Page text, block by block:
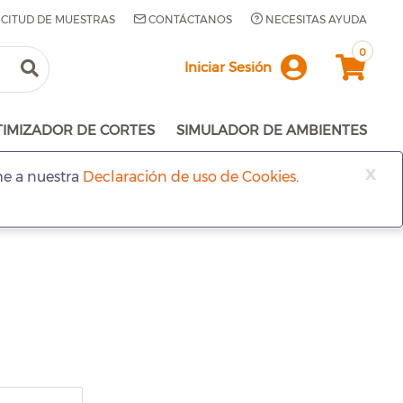
DE MUESTRAS CONTÁCTANOS NECESITAS AYUDA
Iniciar Sesión
0
DE CORTES SIMULADOR DE AMBIENTES
x
a nuestra Declaración de uso de Cookies.